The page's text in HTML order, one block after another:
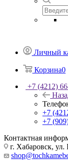
Личный
Корзина0
+7 (4212)
+7
+7
Контактная
г. Хабаровск, ул.